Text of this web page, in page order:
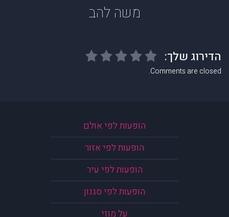
משה להב
Comments are closed.
הופעות לפי אולם
הופעות לפי אזור
הופעות לפי עיר
הופעות לפי סגנון
על מוזי